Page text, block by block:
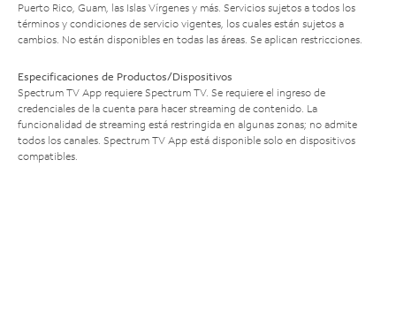
Puerto Rico, Guam, las Islas Vírgenes y más. Servicios sujetos a todos los
términos y condiciones de servicio vigentes, los cuales están sujetos a
cambios. No están disponibles en todas las áreas. Se aplican restricciones.
Especificaciones de Productos/Dispositivos
Spectrum TV App requiere Spectrum TV. Se requiere el ingreso de
credenciales de la cuenta para hacer streaming de contenido. La
funcionalidad de streaming está restringida en algunas zonas; no admite
todos los canales. Spectrum TV App está disponible solo en dispositivos
compatibles.